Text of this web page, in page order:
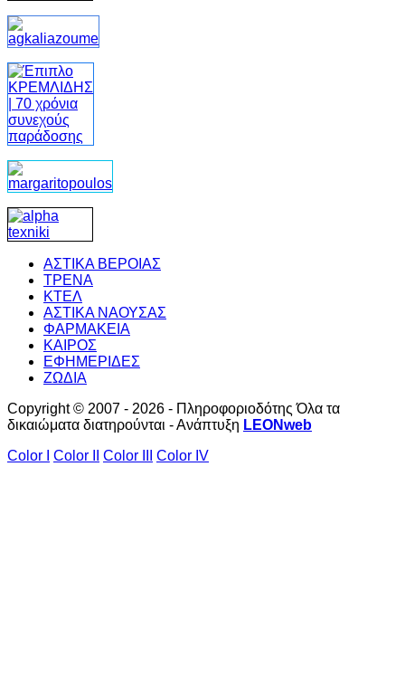
ΑΣΤΙΚΑ ΒΕΡΟΙΑΣ
ΤΡΕΝΑ
ΚΤΕΛ
ΑΣΤΙΚΑ ΝΑΟΥΣΑΣ
ΦΑΡΜΑΚΕΙΑ
ΚΑΙΡΟΣ
ΕΦΗΜΕΡΙΔΕΣ
ΖΩΔΙΑ
Copyright © 2007 - 2026 - Πληροφοριοδότης Όλα τα
δικαιώματα διατηρούνται - Ανάπτυξη LEONweb
Color I
Color II Color III Color IV